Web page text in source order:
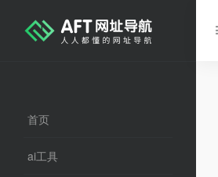
首页
ai工具